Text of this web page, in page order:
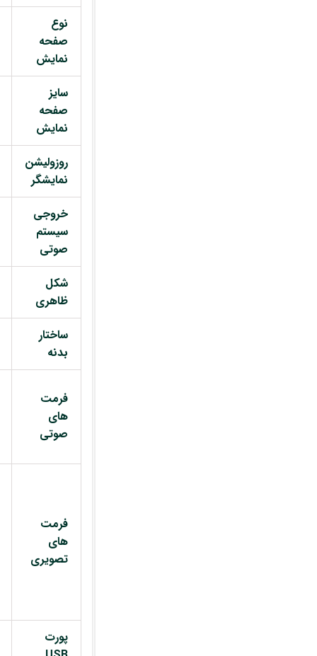
نوع
صفحه
نمایش
سایز
صفحه
نمایش
روزولیشن
نمایشگر
خروجی
سیستم
صوتی
شکل
ظاهری
ساختار
بدنه
فرمت
های
صوتی
فرمت
های
تصویری
پورت